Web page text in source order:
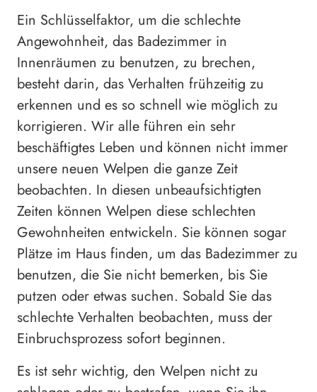
Ein Schlüsselfaktor, um die schlechte
Angewohnheit, das Badezimmer in
Innenräumen zu benutzen, zu brechen,
besteht darin, das Verhalten frühzeitig zu
erkennen und es so schnell wie möglich zu
korrigieren. Wir alle führen ein sehr
beschäftigtes Leben und können nicht immer
unsere neuen Welpen die ganze Zeit
beobachten. In diesen unbeaufsichtigten
Zeiten können Welpen diese schlechten
Gewohnheiten entwickeln. Sie können sogar
Plätze im Haus finden, um das Badezimmer zu
benutzen, die Sie nicht bemerken, bis Sie
putzen oder etwas suchen. Sobald Sie das
schlechte Verhalten beobachten, muss der
Einbruchsprozess sofort beginnen.
Es ist sehr wichtig, den Welpen nicht zu